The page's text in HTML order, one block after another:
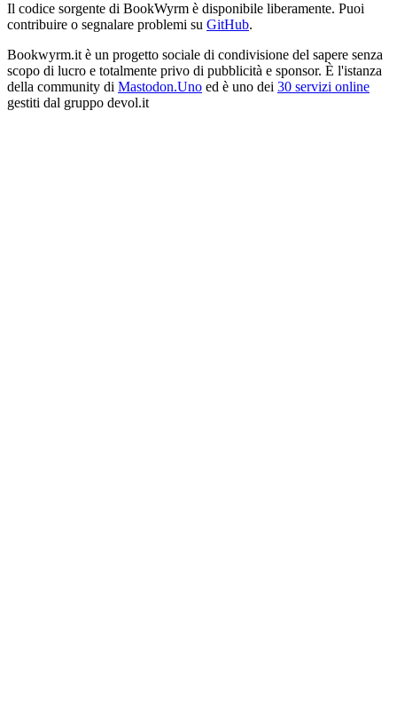
Il codice sorgente di BookWyrm è disponibile liberamente. Puoi
contribuire o segnalare problemi su GitHub.
Bookwyrm.it è un progetto sociale di condivisione del sapere senza
scopo di lucro e totalmente privo di pubblicità e sponsor. È l'istanza
della community di Mastodon.Uno ed è uno dei 30 servizi online
gestiti dal gruppo devol.it